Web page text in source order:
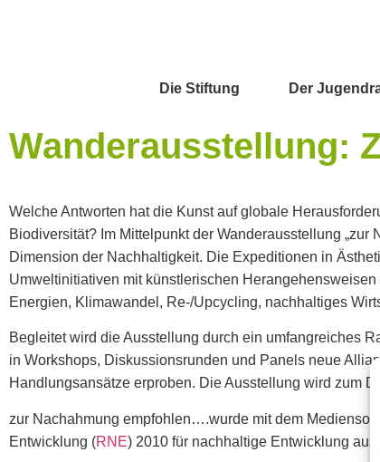
Die Stiftung Der
Wanderausstellung:
Welche Antworten hat die Kunst auf globale
Biodiversität? Im Mittelpunkt der Wanderausstellung
Dimension der Nachhaltigkeit. Die Expeditionen in
Umweltinitiativen mit künstlerischen
Energien, Klimawandel, Re-/Upcycling, nachhaltiges
Begleitet wird die Ausstellung durch ein umfangreiches
in Workshops, Diskussionsrunden und Panels neue
Handlungsansätze erproben. Die Ausstellung wird zum
zur Nachahmung empfohlen….wurde mit dem
Entwicklung (RNE) 2010 für nachhaltige Entwicklung